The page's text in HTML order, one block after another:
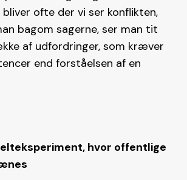
bliver ofte der vi ser konflikten,
bagom sagerne, ser man tit
af udfordringer, som kræver
end forståelsen af en
hvor offentlige